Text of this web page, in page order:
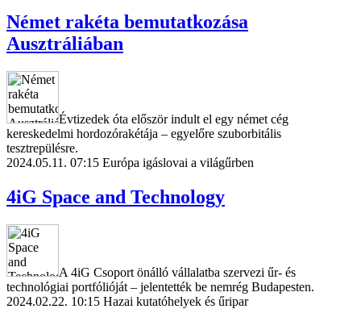
Német rakéta bemutatkozása
Ausztráliában
Évtizedek óta először indult el egy német cég
kereskedelmi hordozórakétája – egyelőre szuborbitális
tesztrepülésre.
2024.05.11. 07:15 Európa igáslovai a világűrben
4iG Space and Technology
A 4iG Csoport önálló vállalatba szervezi űr- és
technológiai portfólióját – jelentették be nemrég Budapesten.
2024.02.22. 10:15 Hazai kutatóhelyek és űripar